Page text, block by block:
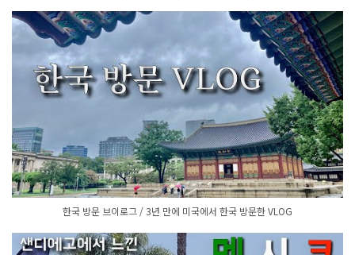
한국 방문 브이로그 / 3년 만에 미국에서 한국 방문한 VLOG